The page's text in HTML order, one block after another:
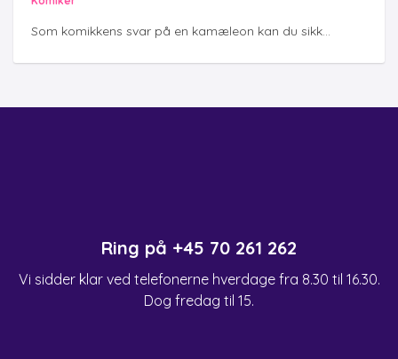
Som komikkens svar på en kamæleon kan du sikk...
Ring på +45 70 261 262
Vi sidder klar ved telefonerne hverdage fra 8.30 til 16.30.
Dog fredag til 15.